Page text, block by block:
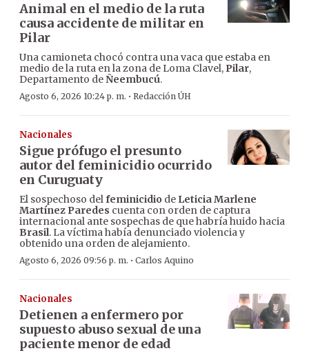
Animal en el medio de la ruta
causa accidente de militar en
Pilar
Una camioneta chocó contra una vaca que estaba en
medio de la ruta en la zona de Loma Clavel, Pilar,
Departamento deÑeembucú.
Agosto 6, 2026 10:24 p. m. · Redacción ÚH
Nacionales
Sigue prófugo el presunto
autor del feminicidio ocurrido
en Curuguaty
El sospechoso delfeminicidio de Leticia Marlene
Martínez Paredes cuenta con orden de captura
internacional ante sospechas de que habría huido hacia
Brasil. La víctima había denunciado violencia y
obtenido una orden de alejamiento.
Agosto 6, 2026 09:56 p. m. · Carlos Aquino
Nacionales
Detienen a enfermero por
supuesto abuso sexual de una
paciente menor de edad